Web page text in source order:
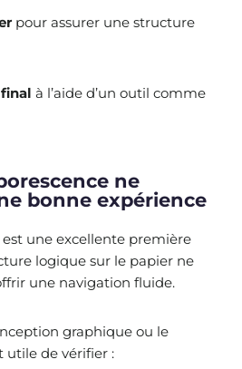
pour assurer une structure
à l’aide d’un outil comme
ne
bonne expérience
une excellente première
logique sur le papier ne
une navigation fluide.
graphique ou le
utile de vérifier :